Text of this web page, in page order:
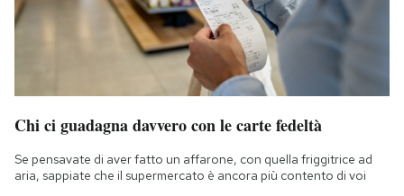
Chi ci guadagna davvero con le carte fedeltà
Se pensavate di aver fatto un affarone, con quella friggitrice ad
aria, sappiate che il supermercato è ancora più contento di voi